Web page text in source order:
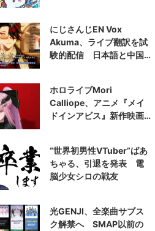
にじさんじEN Vox
Akuma、ライブ翻訳を試
験的配信 日本語と中国
ホロライブMori
Calliope、アニメ『メイ
ドインアビス』新作映画
“世界初男性VTuber”ばあ
ちゃる、引退を発表 電
脳少女シロの戦友
光GENJI、全楽曲サブス
ク解禁へ SMAP以前の